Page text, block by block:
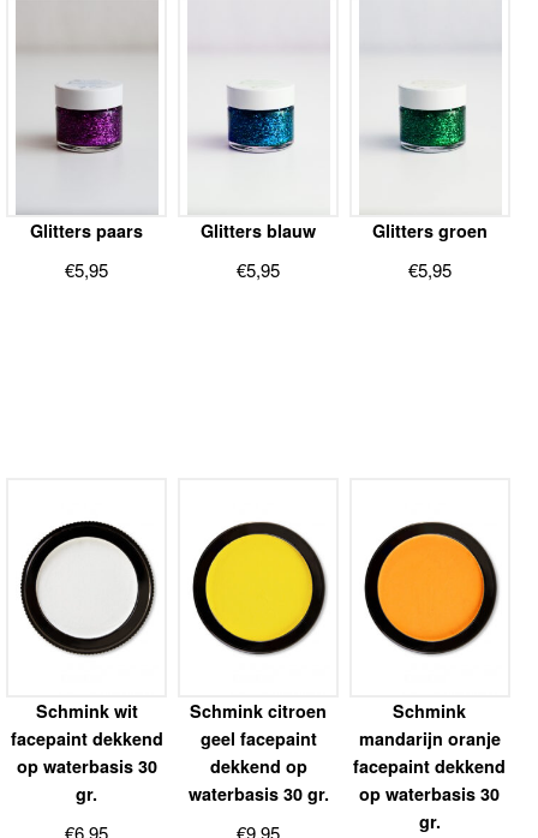
Glitters paars
€5,95
Glitters blauw
€5,95
Glitters groen
€5,95
Schmink wit
facepaint dekkend
op waterbasis 30
gr.
€6,95
Schmink citroen
geel facepaint
dekkend op
waterbasis 30 gr.
€9,95
Schmink
mandarijn oranje
facepaint dekkend
op waterbasis 30
gr.